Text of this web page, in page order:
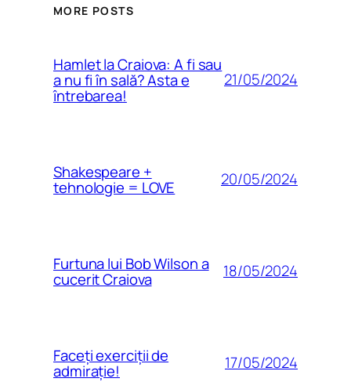
MORE POSTS
Hamlet la Craiova: A fi sau
a nu fi în sală? Asta e
întrebarea!
21/05/2024
Shakespeare +
tehnologie = LOVE 20/05/2024
Furtuna lui Bob Wilson a
cucerit Craiova 18/05/2024
Faceți exerciții de
admirație! 17/05/2024